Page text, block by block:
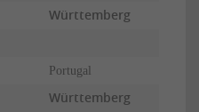
Württemberg
Portugal
Württemberg